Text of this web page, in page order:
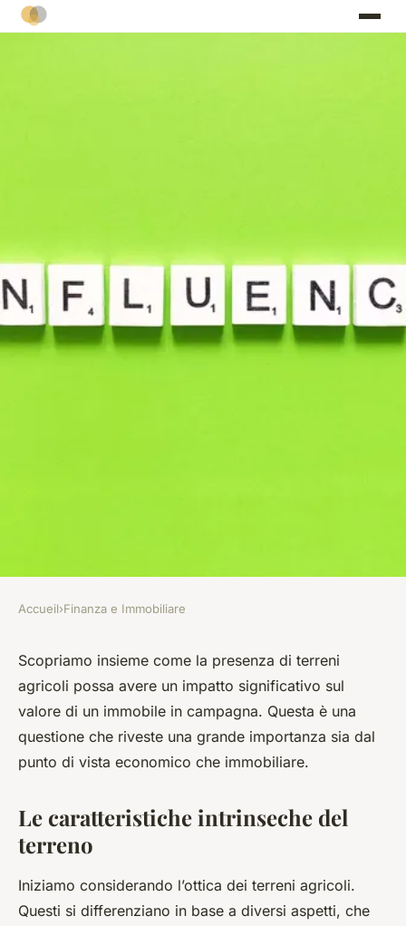
In che modo la presenza di
terreni agricoli può
influenzare il valore di un
immobile in campagna?
Accueil›Finanza e Immobiliare
Scopriamo insieme come la presenza di terreni
agricoli possa avere un impatto significativo sul
valore di un immobile in campagna. Questa è una
questione che riveste una grande importanza sia dal
punto di vista economico che immobiliare.
Le caratteristiche intrinseche del
terreno
Iniziamo considerando l’ottica dei terreni agricoli.
Questi si differenziano in base a diversi aspetti, che